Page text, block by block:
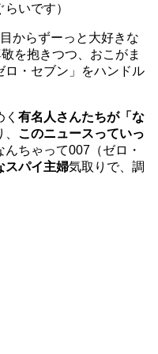
いです）
からずーっと大好きな
を抱きつつ、おこがま
ロ・セブン」をハンドル
有名人さんたちが「な
このニュースっていっ
んちゃって007（ゼロ・
スパイ主婦気取りで、調